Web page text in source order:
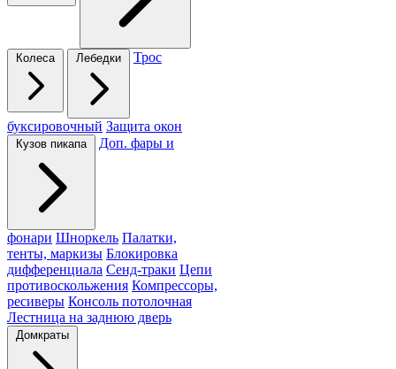
Колеса Лебедки Трос
буксировочный Защита окон
Кузов пикапа Доп. фары и
фонари Шноркель Палатки,
тенты, маркизы Блокировка
дифференциала Сенд-траки Цепи
противоскольжения Компрессоры,
ресиверы Консоль потолочная
Лестница на заднюю дверь
Домкраты